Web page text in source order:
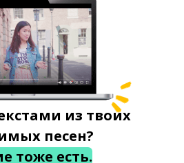
из твоих
песен?
тоже есть.